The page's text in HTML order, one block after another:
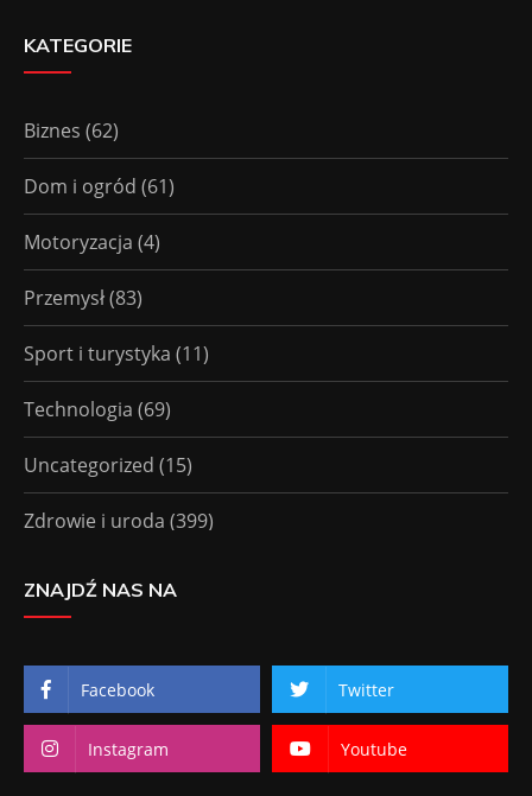
KATEGORIE
Biznes (62)
Dom i ogród (61)
Motoryzacja (4)
Przemysł(83)
Sport i turystyka (11)
Technologia (69)
Uncategorized (15)
Zdrowie i uroda (399)
ZNAJDŹ NAS NA
Facebook Twitter
Instagram Youtube